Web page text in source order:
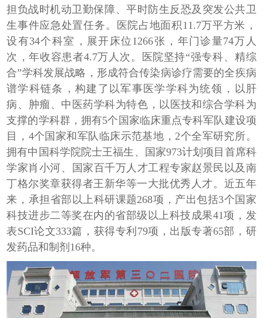
担负战时机动卫勤保障、平时防生反恐及突发公共卫
生事件应急处置任务。医院占地面积11.7万平方米，
设有34个科室，展开床位1266张，年门诊量74万人
次，年收容患者4.7万人次。
医院坚持“强专科、精综
合”学科发展战略，形成符合传染病诊疗需要的全疾病
谱学科链条，构建了以军事医学学科为统领，以肝
病、肿瘤、中医药学科为特色，以医技和综合学科为
支撑的学科群，拥有5个国家临床重点专科军队建设项
目，4个国家和军队临床示范基地，2个全军研究所。
拥有中国科学院院士王福生、国家973计划项目首席科
学家肖小河、国家百千万人才工程专家赵景民以及南
丁格尔奖章获得者王新华等一大批优秀人才。近五年
来，承担省部以上科研课题268项，产出包括3个国家
科技进步二等奖在内的省部级以上科技成果41项，发
表SCI论文333篇，获得专利79项，出版专著65部，研
发药品和制剂16种。